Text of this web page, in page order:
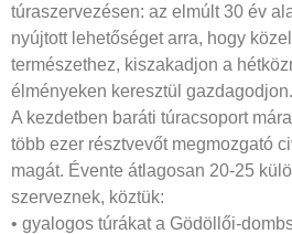
túraszervezésen: az elmúlt 30 év
nyújtott lehetőséget arra, hogy
természethez, kiszakadjon a
élményeken keresztül gazdagodjon.
A kezdetben baráti túracsoport
több ezer résztvevőt megmozgató
magát. Évente átlagosan 20-25
szerveznek, köztük:
• gyalogos túrákat a Gödöllői-